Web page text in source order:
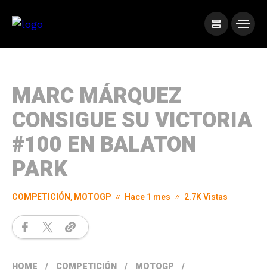
MARC MÁRQUEZ
CONSIGUE SU VICTORIA
#100 EN BALATON
PARK
COMPETICIÓN,MOTOGP Hace 1 mes 2.7K Vistas
HOME COMPETICIÓN
MOTOGP